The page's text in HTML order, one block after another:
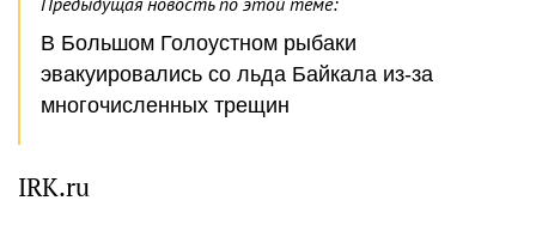
В Большом Голоустном рыбаки
эвакуировались со льда Байкала из-за
многочисленных трещин
IRK.ru